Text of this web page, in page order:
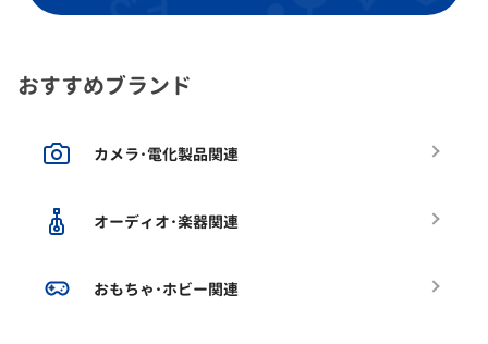
おすすめブランド
カメラ･電化製品関連
オーディオ･楽器関連
おもちゃ･ホビー関連